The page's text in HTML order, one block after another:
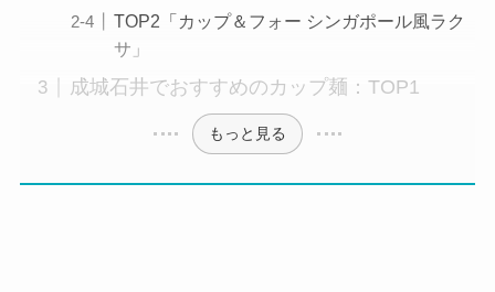
TOP2「カップ＆フォー シンガポール風ラク
サ」
成城石井でおすすめのカップ麺：TOP1
もっと見る